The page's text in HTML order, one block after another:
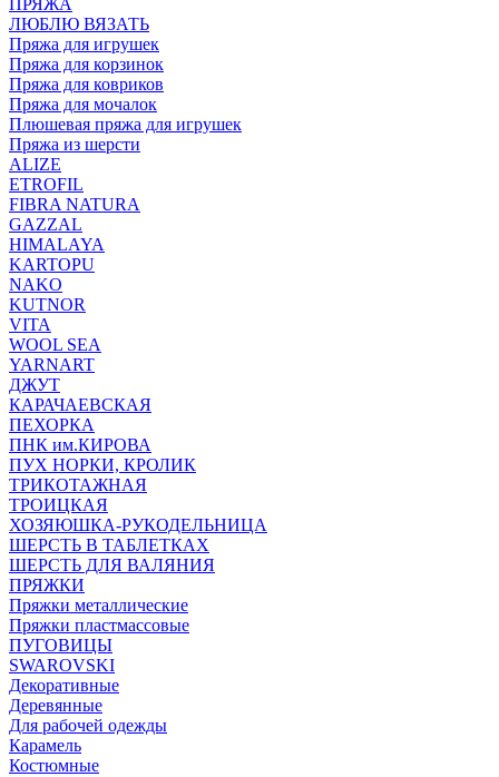
ПРЯЖА
ЛЮБЛЮ ВЯЗАТЬ
Пряжа для игрушек
Пряжа для корзинок
Пряжа для ковриков
Пряжа для мочалок
Плюшевая пряжа для игрушек
Пряжа из шерсти
ALIZE
ETROFIL
FIBRA NATURA
GAZZAL
HIMALAYA
KARTOPU
NAKO
KUTNOR
VITA
WOOL SEA
YARNART
ДЖУТ
КАРАЧАЕВСКАЯ
ПЕХОРКА
ПНК им.КИРОВА
ПУХ НОРКИ, КРОЛИК
ТРИКОТАЖНАЯ
ТРОИЦКАЯ
ХОЗЯЮШКА-РУКОДЕЛЬНИЦА
ШЕРСТЬ В ТАБЛЕТКАХ
ШЕРСТЬ ДЛЯ ВАЛЯНИЯ
ПРЯЖКИ
Пряжки металлические
Пряжки пластмассовые
ПУГОВИЦЫ
SWAROVSKI
Декоративные
Деревянные
Для рабочей одежды
Карамель
Костюмные